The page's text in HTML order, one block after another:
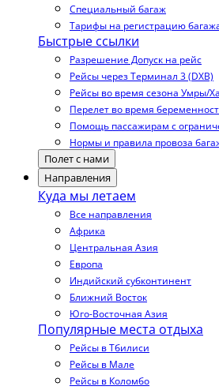
Специальный багаж
Тарифы на регистрацию
Быстрые ссылки
Разрешение Допуск на рейс
Рейсы через Терминал 3 (DXB)
Рейсы во время сезона Умры/
Перелет во время
Помощь пассажирам с
Нормы и правила провоза
Полет с нами
Направления
Куда мы летаем
Все направления
Африка
Центральная Азия
Европа
Индийский субконтинент
Ближний Восток
Юго-Восточная Азия
Популярные места отдыха
Рейсы в Тбилиси
Рейсы в Мале
Рейсы в Коломбо